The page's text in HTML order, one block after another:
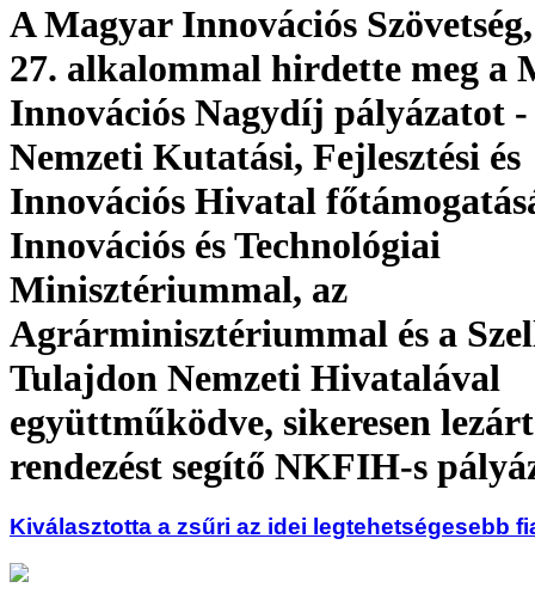
A Magyar Innovációs
27. alkalommal hirdette meg a
Innovációs Nagydíj pályázatot -
Nemzeti Kutatási, Fejlesztési és
Innovációs Hivatal
Innovációs és Technológiai
Minisztériummal, az
Agrárminisztériummal és a
Tulajdon Nemzeti Hivatalával
együttműködve, sikeresen
rendezést segítő NKFIH-s
Kiválasztotta a zsűri az idei legtehetségesebb